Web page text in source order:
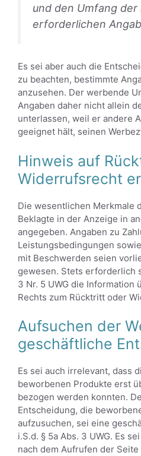
und den Umfang der
erforderlichen
Es sei aber auch die
zu beachten, bestimmte
anzusehen. Der werbende
Angaben daher nicht allein
unterlassen, weil er andere
geeignet hält, seinen
Hinweis auf
Widerrufsrecht
Die wesentlichen Merkmale
Beklagte in der Anzeige in
angegeben. Angaben zu
Leistungsbedingungen
mit Beschwerden seien
gewesen. Stets erforderlich
3 Nr. 5 UWG die Information
Rechts zum Rücktritt oder
Aufsuchen der
geschäftliche
Es sei auch irrelevant, dass
beworbenen Produkte erst
bezogen werden konnten.
Entscheidung, die
aufzusuchen, sei eine
i.S.d. § 5a Abs. 3 UWG. Es
nach dem Aufrufen der